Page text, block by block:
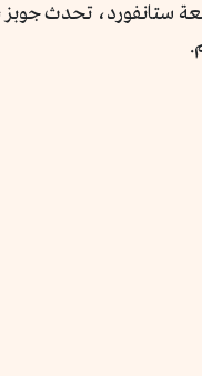
ستانفورد، تحدث